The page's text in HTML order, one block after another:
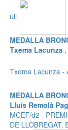
ull
MEDALLA
Txema Lacunza
Txema Lacunza -
MEDALLA
Lluís Remolà
MCEF/d2 -
DE LLOBREGAT,